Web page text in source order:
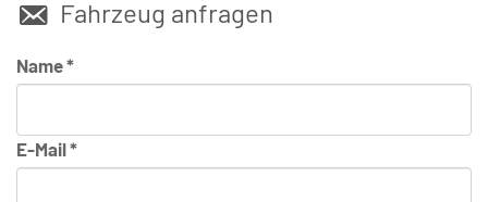
Fahrzeug anfragen
Name *
E-Mail *